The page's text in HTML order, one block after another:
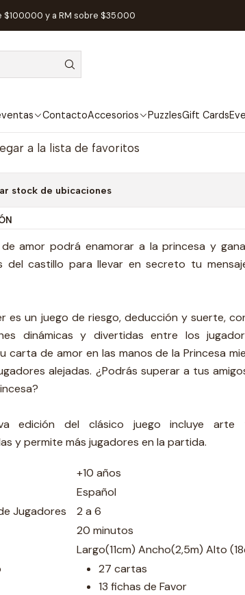
ContactoAccesorios PuzzlesGift Cards
$100.000 y a RM sobre $35.000
Blister - Español
Blister - Español
Agregar al Carro
a la lista de favoritos
stock de ubicaciones
amor podrá enamorar a la princesa y
del castillo para llevar en secreto tu
es un juego de riesgo, deducción y suerte,
dinámicas y divertidas entre los
carta de amor en las manos de la Princesa
alejadas. ¿Podrás superar a tus
edición del clásico juego incluye arte
y permite más jugadores en la partida.
+10 años
Español
Jugadores
2 a 6
20 minutos
Largo(11cm) Ancho(2,5m) Alto
27 cartas
13 fichas de Favor